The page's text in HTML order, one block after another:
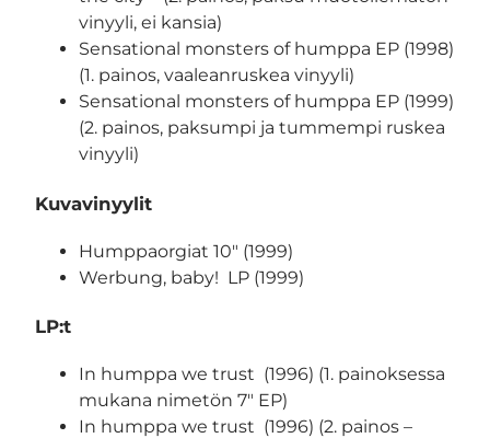
vinyyli, ei kansia)
Sensational monsters of humppa EP (1998)
(1. painos, vaaleanruskea vinyyli)
Sensational monsters of humppa EP (1999)
(2. painos, paksumpi ja tummempi ruskea
vinyyli)
Kuvavinyylit
Humppaorgiat 10″ (1999)
Werbung, baby! LP (1999)
LP:t
In humppa we trust (1996) (1. painoksessa
mukana nimetön 7″ EP)
In humppa we trust (1996) (2. painos –